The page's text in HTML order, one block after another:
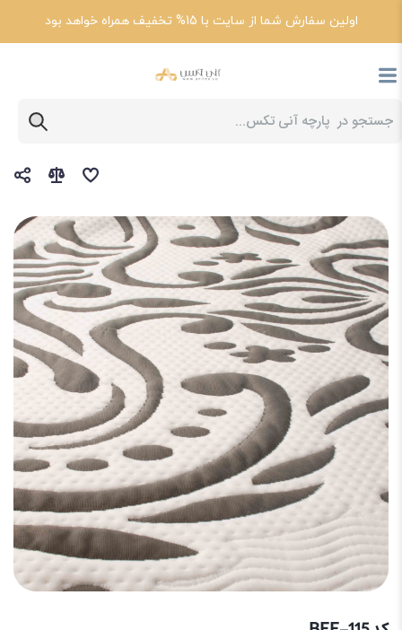
اولین سفارش شما از سایت با 15% تخفیف همراه خواهد بود
پارچه آنی تکس انواع پارچه گردباف و کاربرد آن